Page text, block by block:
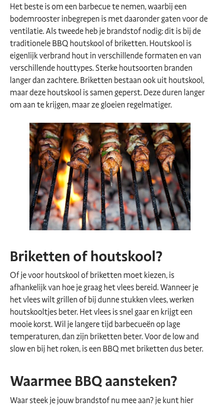
Het beste is om een barbecue te nemen, waarbij een
bodemrooster inbegrepen is met daaronder gaten voor de
ventilatie. Als tweede heb je brandstof nodig: dit is bij de
traditionele BBQ houtskool of briketten. Houtskool is
eigenlijk verbrand hout in verschillende formaten en van
verschillende houttypes. Sterke houtsoorten branden
langer dan zachtere. Briketten bestaan ook uit houtskool,
maar deze houtskool is samen geperst. Deze duren langer
om aan te krijgen, maar ze gloeien regelmatiger.
Briketten of houtskool?
Of je voor houtskool of briketten moet kiezen, is
afhankelijk van hoe je graag het vlees bereid. Wanneer je
het vlees wilt grillen of bij dunne stukken vlees, werken
houtskooltjes beter. Het vlees is snel gaar en krijgt een
mooie korst. Wil je langere tijd barbecueën op lage
temperaturen, dan zijn briketten beter. Voor de low and
slow en bij het roken, is een BBQ met briketten dus beter.
Waarmee BBQ aansteken?
Waar steek je jouw brandstof nu mee aan? je kunt hier